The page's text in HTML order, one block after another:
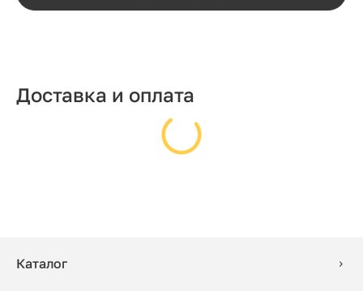
Доставка и оплата
Каталог